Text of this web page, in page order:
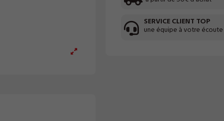
SERVICE CLIENT TOP
une équipe à votre écoute